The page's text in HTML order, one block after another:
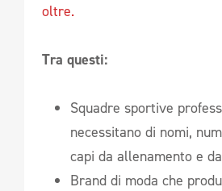
oltre.
Tra questi:
Squadre sportive
necessitano di nomi,
capi da allenamento e
Brand di moda che